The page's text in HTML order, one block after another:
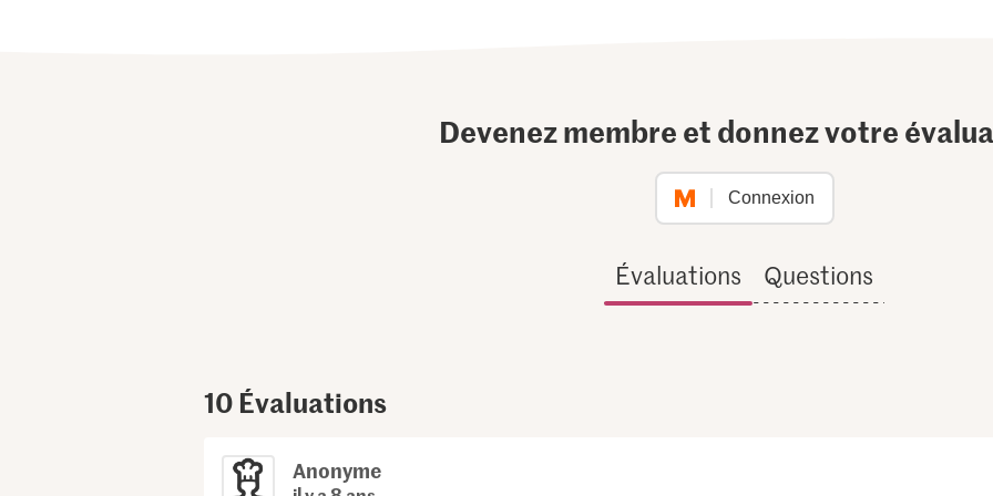
Devenez membre et donnez votre
Connexion
Évaluations Questions
10 Évaluations
Anonyme